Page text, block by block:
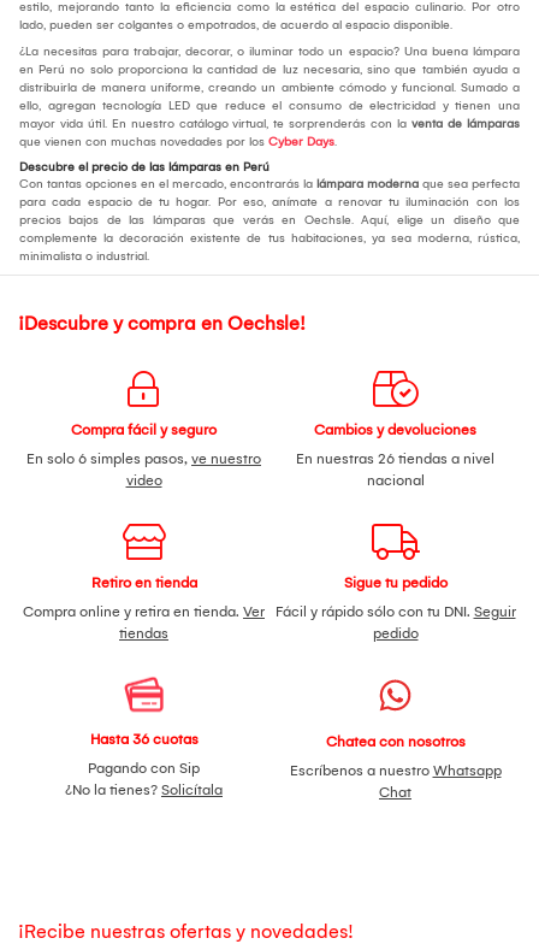
estilo, mejorando tanto la eficiencia como la estética del espacio culinario. Por otro
lado, pueden ser colgantes o empotrados, de acuerdo al espacio disponible.
¿La necesitas para trabajar, decorar, o iluminar todo un espacio? Una buena lámpara
en Perú no solo proporciona la cantidad de luz necesaria, sino que también ayuda a
distribuirla de manera uniforme, creando un ambiente cómodo y funcional. Sumado a
ello, agregan tecnología LED que reduce el consumo de electricidad y tienen una
mayor vida útil. En nuestro catálogo virtual, te sorprenderás con la venta de lámparas
que vienen con muchas novedades por los Cyber Days.
Descubre el precio de las lámparas en Perú
Con tantas opciones en el mercado, encontrarás la lámpara moderna que sea perfecta
para cada espacio de tu hogar. Por eso, anímate a renovar tu iluminación con los
precios bajos de las lámparas que verás en Oechsle. Aquí, elige un diseño que
complemente la decoración existente de tus habitaciones, ya sea moderna, rústica,
minimalista o industrial.
¡Descubre y compra en Oechsle!
Compra fácil y seguro
En solo 6 simples pasos, ve nuestro
video
Cambios y devoluciones
En nuestras 26 tiendas a nivel
nacional
Retiro en tienda
Compra online y retira en tienda. Ver
tiendas
Sigue tu pedido
Fácil y rápido sólo con tu DNI. Seguir
pedido
Hasta 36 cuotas
Pagando con Sip
¿No la tienes? Solicítala
Chatea con nosotros
Escríbenos a nuestro Whatsapp
Chat
¡Recibe nuestras ofertas y novedades!